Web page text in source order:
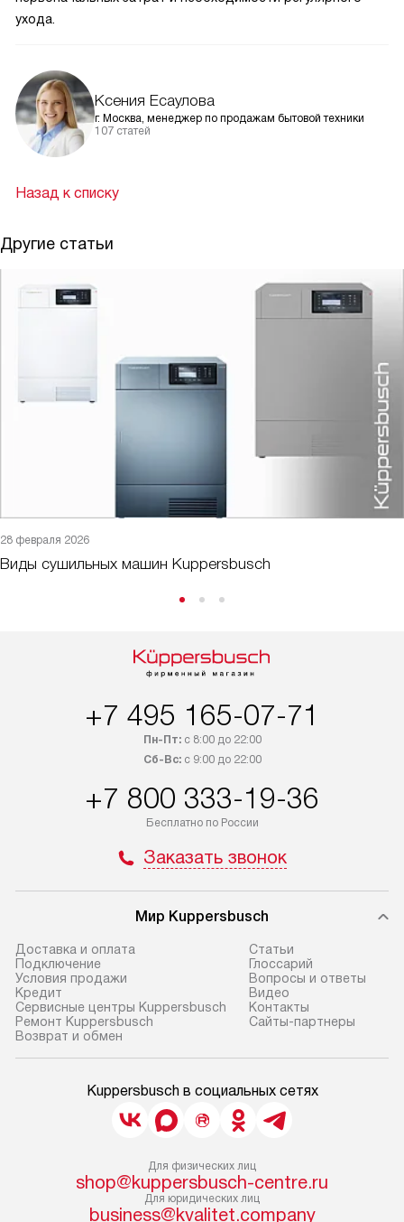
ухода.
Ксения Есаулова
г. Москва, менеджер по продажам бытовой техники
107 статей
Назад к списку
Другие статьи
28 февраля 2026
Виды сушильных машин Kuppersbusch
+7 495 165-07-71
Пн-Пт:с 8:00 до 22:00
Сб-Вс:с 9:00 до 22:00
+7 800 333-19-36
Бесплатно по России
Заказать звонок
Мир Kuppersbusch
Доставка и оплата
Подключение
Условия продажи
Кредит
Сервисные центры Kuppersbusch
Ремонт Kuppersbusch
Возврат и обмен
Cтатьи
Глоссарий
Вопросы и ответы
Видео
Контакты
Сайты-партнеры
Kuppersbusch в социальных сетях
Для физических лиц
shop@kuppersbusch-centre.ru
Для юридических лиц
business@kvalitet.company